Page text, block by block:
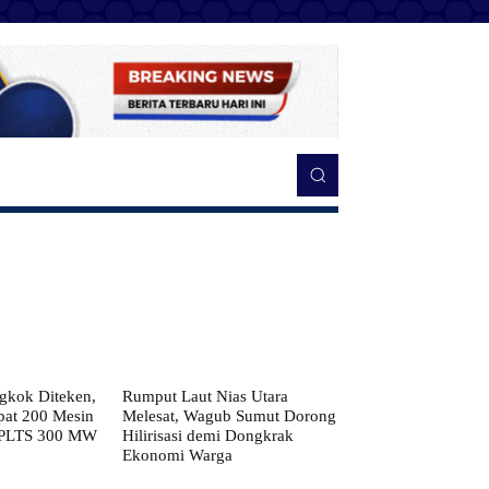
Diteken,
200 Mesin
300 MW
Rumput Laut Nias Utara
Melesat, Wagub Sumut Dorong
Hilirisasi demi Dongkrak
Ekonomi Warga